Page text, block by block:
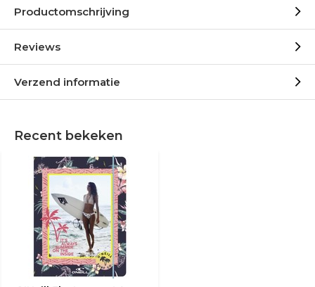
Productomschrijving
Reviews
Verzend informatie
Recent bekeken